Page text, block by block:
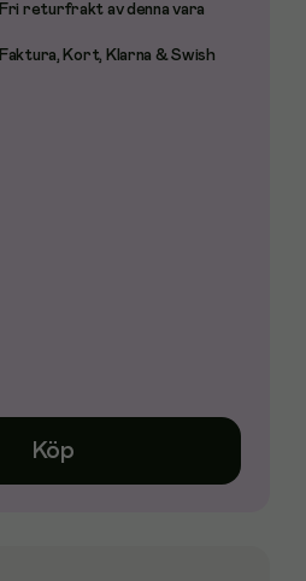
Fri returfrakt av denna vara
Faktura, Kort, Klarna & Swish
Köp